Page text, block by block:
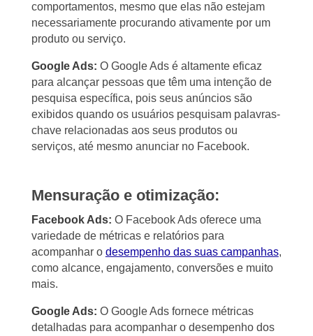
comportamentos, mesmo que elas não estejam
necessariamente procurando ativamente por um
produto ou serviço.
Google Ads: O Google Ads é altamente eficaz
para alcançar pessoas que têm uma intenção de
pesquisa específica, pois seus anúncios são
exibidos quando os usuários pesquisam palavras-
chave relacionadas aos seus produtos ou
serviços, até mesmo anunciar no Facebook.
Mensuração e otimização:
Facebook Ads: O Facebook Ads oferece uma
variedade de métricas e relatórios para
acompanhar o desempenho das suas campanhas,
como alcance, engajamento, conversões e muito
mais.
Google Ads: O Google Ads fornece métricas
detalhadas para acompanhar o desempenho dos